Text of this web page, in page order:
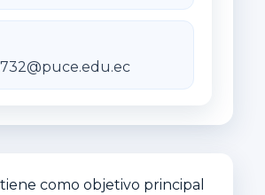
como objetivo principal